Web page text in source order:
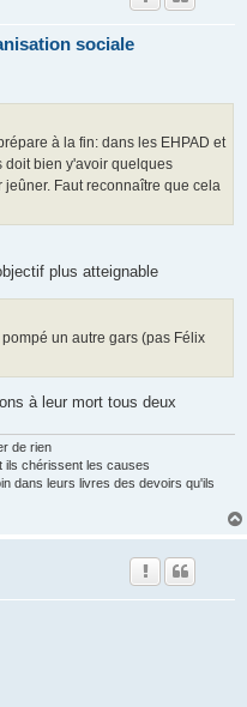
sociale
à la fin: dans les EHPAD et
doit bien y'avoir quelques
Faut reconnaître que cela
plus atteignable
un autre gars (pas Félix
à leur mort tous deux
de rien
ils chérissent les causes
dans leurs livres des devoirs qu'ils